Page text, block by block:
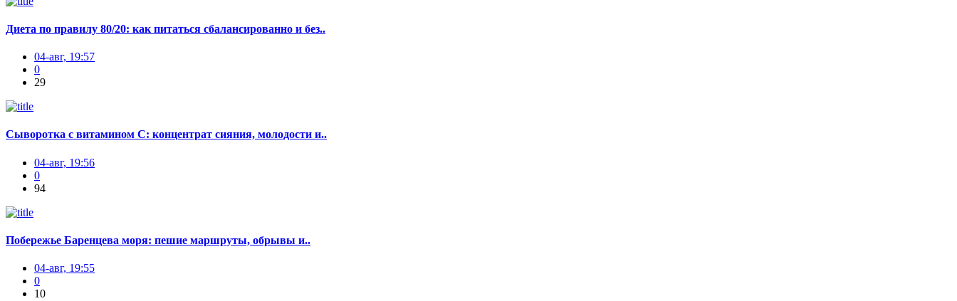
Диета по правилу 80/20: как питаться сбалансированно и без..
04-авг, 19:57
0
29
Сыворотка с витамином С: концентрат сияния, молодости и..
04-авг, 19:56
0
94
Побережье Баренцева моря: пешие маршруты, обрывы и..
04-авг, 19:55
0
10